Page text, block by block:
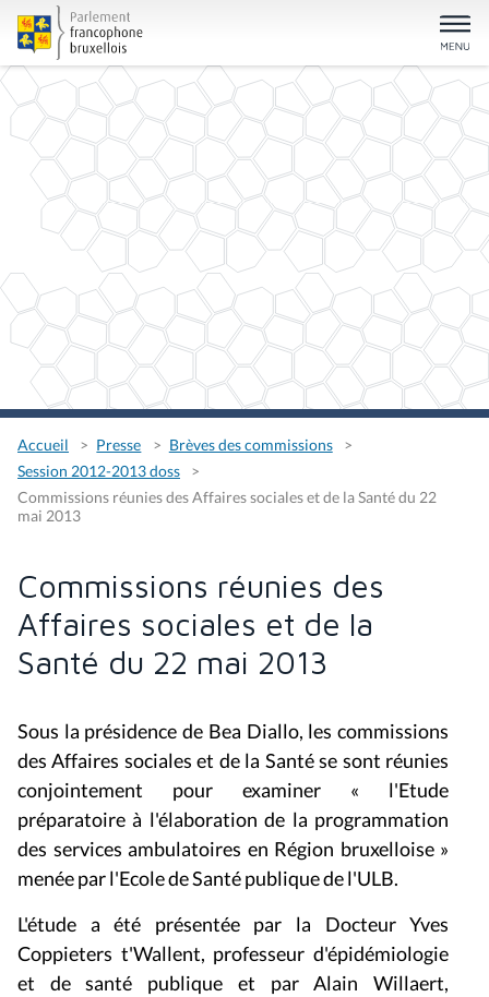
Accueil Presse
Brèves des commissions
Session 2012-2013 doss
Commissions réunies des Affaires sociales et de la Santé du 22
mai 2013
Commissions réunies des
Affaires sociales et de la
Santé du 22 mai 2013
Sous la présidence de Bea Diallo, les commissions
des Affaires sociales et de la Santé se sont réunies
conjointement pour examiner « l'Etude
préparatoire à l'élaboration de la programmation
des services ambulatoires en Région bruxelloise »
menée par l'Ecole de Santé publique de l'ULB.
L'étude a été présentée par la Docteur Yves
Coppieters t'Wallent, professeur d'épidémiologie
et de santé publique et par Alain Willaert,